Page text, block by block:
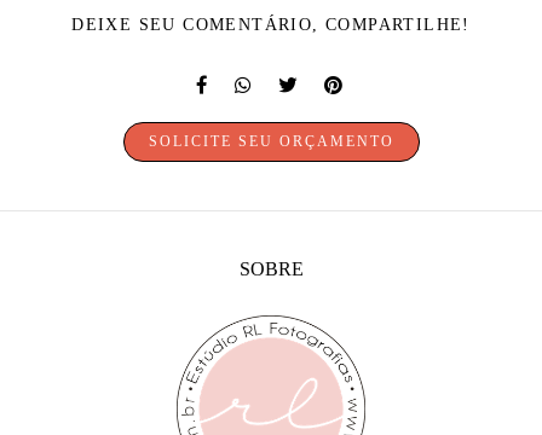
DEIXE SEU COMENTÁRIO, COMPARTILHE!
SOLICITE SEU ORÇAMENTO
SOBRE